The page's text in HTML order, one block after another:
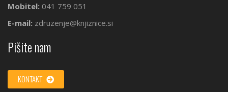
Mobitel: 041 759 051
E-mail: zdruzenje@knjiznice.si
Pišite nam
KONTAKT